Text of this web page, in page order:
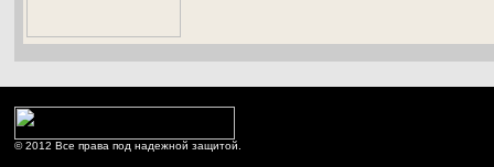
© 2012 Все права под надежной защитой.